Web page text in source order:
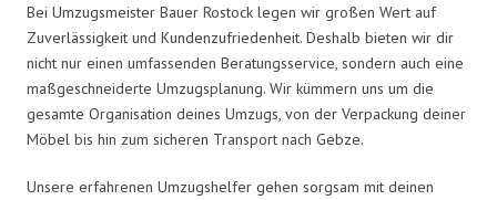
Bei Umzugsmeister Bauer Rostock legen wir großen Wert auf
Zuverlässigkeit und Kundenzufriedenheit. Deshalb bieten wir dir
nicht nur einen umfassenden Beratungsservice, sondern auch eine
maßgeschneiderte Umzugsplanung. Wir kümmern uns um die
gesamte Organisation deines Umzugs, von der Verpackung deiner
Möbel bis hin zum sicheren Transport nach Gebze.
Unsere erfahrenen Umzugshelfer gehen sorgsam mit deinen